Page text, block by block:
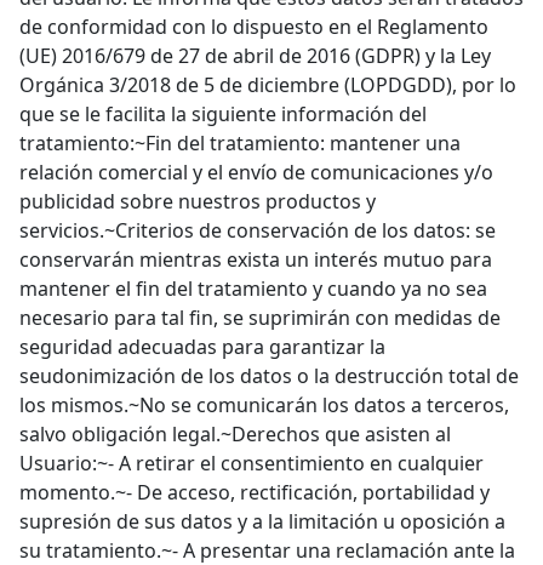
de conformidad con lo dispuesto en el Reglamento
(UE) 2016/679 de 27 de abril de 2016 (GDPR) y la Ley
Orgánica 3/2018 de 5 de diciembre (LOPDGDD), por lo
que se le facilita la siguiente información del
tratamiento:~Fin del tratamiento: mantener una
relación comercial y el envío de comunicaciones y/o
publicidad sobre nuestros productos y
servicios.~Criterios de conservación de los datos: se
conservarán mientras exista un interés mutuo para
mantener el fin del tratamiento y cuando ya no sea
necesario para tal fin, se suprimirán con medidas de
seguridad adecuadas para garantizar la
seudonimización de los datos o la destrucción total de
los mismos.~No se comunicarán los datos a terceros,
salvo obligación legal.~Derechos que asisten al
Usuario:~- A retirar el consentimiento en cualquier
momento.~- De acceso, rectificación, portabilidad y
supresión de sus datos y a la limitación u oposición a
su tratamiento.~- A presentar una reclamación ante la